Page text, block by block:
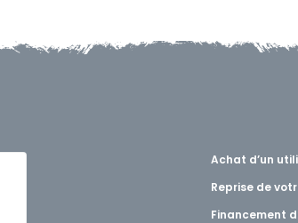
Achat d’un
Reprise de
Financement